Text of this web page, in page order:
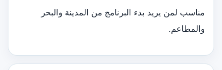
مناسب لمن يريد بدء البرنامج من المدينة والبحر
والمطاعم.